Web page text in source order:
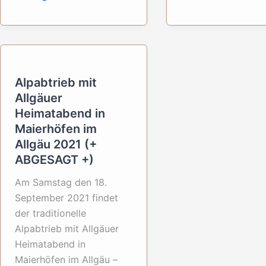
Memhölz
Schnalstal,
Alpabtrieb mit
Allgäuer
Heimatabend in
Maierhöfen im
Allgäu 2021 (+
ABGESAGT +)
Am Samstag den 18.
September 2021 findet
der traditionelle
Alpabtrieb mit Allgäuer
Heimatabend in
Maierhöfen im Allgäu –